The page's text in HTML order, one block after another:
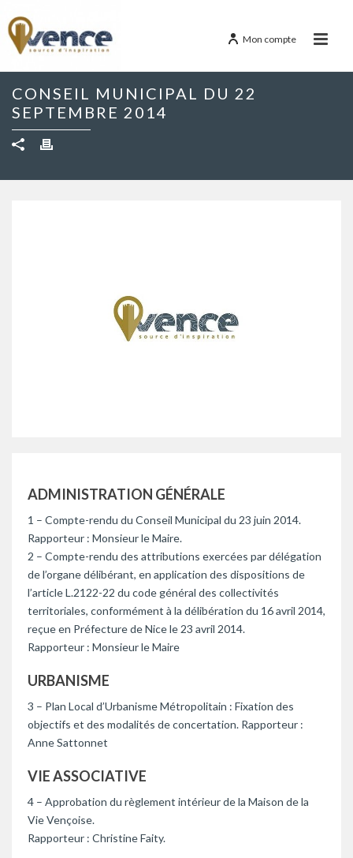
Mon compte
CONSEIL MUNICIPAL DU 22
SEPTEMBRE 2014
ADMINISTRATION GÉNÉRALE
1 – Compte-rendu du Conseil Municipal du 23 juin 2014.
Rapporteur : Monsieur le Maire.
2 – Compte-rendu des attributions exercées par délégation
de l’organe délibérant, en application des dispositions de
l’article L.2122-22 du code général des collectivités
territoriales, conformément à la délibération du 16 avril 2014,
reçue en Préfecture de Nice le 23 avril 2014.
Rapporteur : Monsieur le Maire
URBANISME
3 – Plan Local d’Urbanisme Métropolitain : Fixation des
objectifs et des modalités de concertation. Rapporteur :
Anne Sattonnet
VIE ASSOCIATIVE
4 – Approbation du règlement intérieur de la Maison de la
Vie Vençoise.
Rapporteur : Christine Faity.